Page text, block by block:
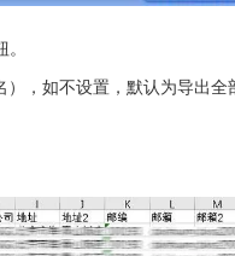
，如不设置，默认为导出全